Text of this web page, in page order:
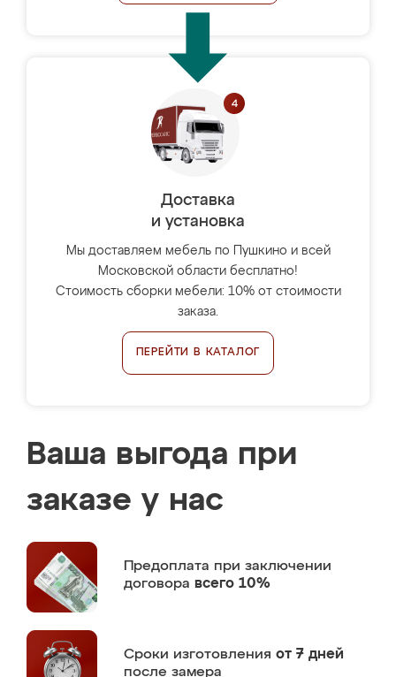
Доставка
и установка
Мы доставляем мебель по Пушкино и всей
Московской области бесплатно!
Стоимость сборки мебели: 10% от стоимости
заказа.
ПЕРЕЙТИ В КАТАЛОГ
Ваша выгода при
заказе у нас
Предоплата при заключении
договора всего 10%
Сроки изготовления от 7 дней
после замера